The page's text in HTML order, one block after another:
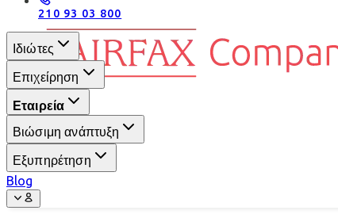
210 93 03 800
Ιδιώτες
Επιχείρηση
Εταιρεία
Βιώσιμη ανάπτυξη
Εξυπηρέτηση
Blog